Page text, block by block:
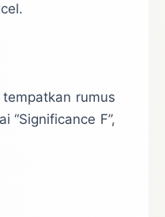
tempatkan rumus
“Significance F”,